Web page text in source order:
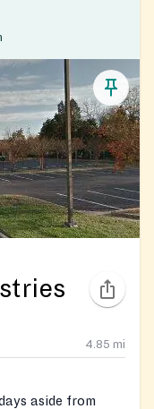
4.85 mi
aside from